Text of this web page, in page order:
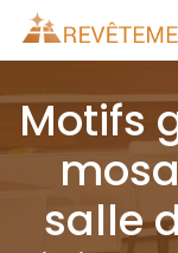
Motifs
salle